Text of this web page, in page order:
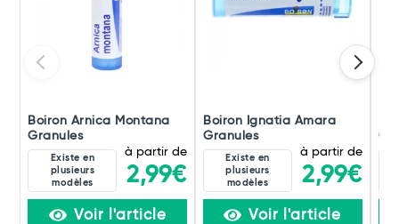
Boiron Arnica Montana
Granules
Existe en
plusieurs
modèles
à partir de
2,99€
Voir l'article
Boiron Ignatia Amara
Granules
Existe en
plusieurs
modèles
à partir de
2,99€
Voir l'article